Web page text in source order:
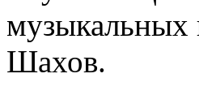
Шахов.